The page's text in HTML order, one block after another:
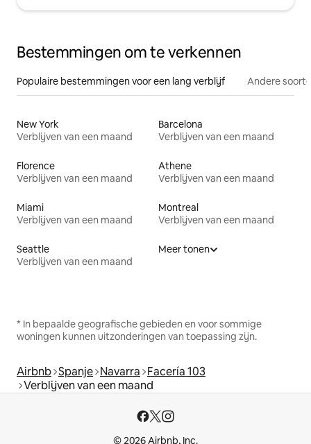
Bestemmingen om te verkennen
Populaire bestemmingen voor een lang verblijf Andere
New York
Verblijven van een maand
Barcelona
Verblijven van een maand
Florence
Verblijven van een maand
Athene
Verblijven van een maand
Miami
Verblijven van een maand
Montreal
Verblijven van een maand
Seattle
Verblijven van een maand
Meer tonen
* In bepaalde geografische gebieden en voor sommige
woningen kunnen uitzonderingen van toepassing zijn.
Airbnb Spanje Navarra Facería 103
Verblijven van een maand
© 2026 Airbnb, Inc.